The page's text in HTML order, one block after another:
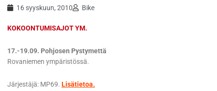
16 syyskuun, 2010 Bike
KOKOONTUMISAJOT YM.
17.-19.09. Pohjosen Pystymettä
Rovaniemen ympäristössä.
Järjestäjä: MP69. Lisätietoa.